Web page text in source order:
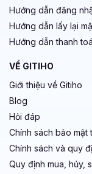
Hướng dẫn đăng
Hướng dẫn lấy lại
Hướng dẫn thanh
VỀ GITIHO
Giới thiệu về Gitiho
Blog
Hỏi đáp
Chính sách bảo mật
Chính sách và quy
Quy định mua, hủy,